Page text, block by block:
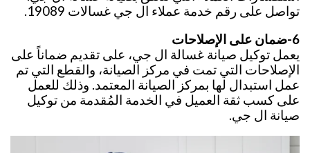
تواصل على رقم خدمة عملاء ال جي غسالات 19089.
6-ضمان على الإصلاحات
يعمل توكيل صيانة غسالة ال جي، على تقديم ضماناً على
الإصلاحات التي تمت في مركز الصيانة، والقطع التي تم
عمل استبدال لها بمركز الصيانة المعتمد. وذلك للعمل
على كسب ثقة العميل في الخدمة المُقدمة من توكيل
صيانة ال جي.